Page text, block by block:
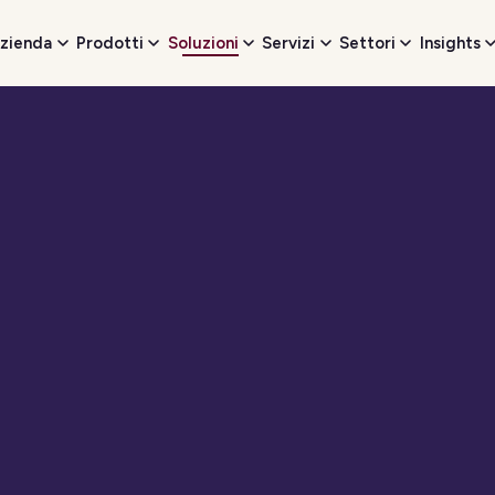
Prodotti Soluzioni Servizi Settori Insights